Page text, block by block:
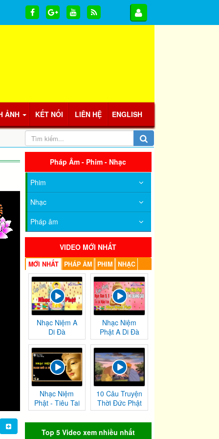
ẢNH KẾT NỐI LIÊN HỆ ENGLISH
Pháp Âm - Phim - Nhạc
Phim
Nhạc
Pháp âm
VIDEO MỚI NHẤT
MỚI NHẤT PHÁP ÂM PHIM NHẠC
Nhạc Niệm A
Di Đà
Nhạc Niệm
Phật A Di Đà
Nhạc Niệm
Phật - Tiêu Tai
Nghiệp
Chướng
10 Câu Truyện
Thời Đức Phật
Tại Thế
Top 5 Video xem nhiều nhất